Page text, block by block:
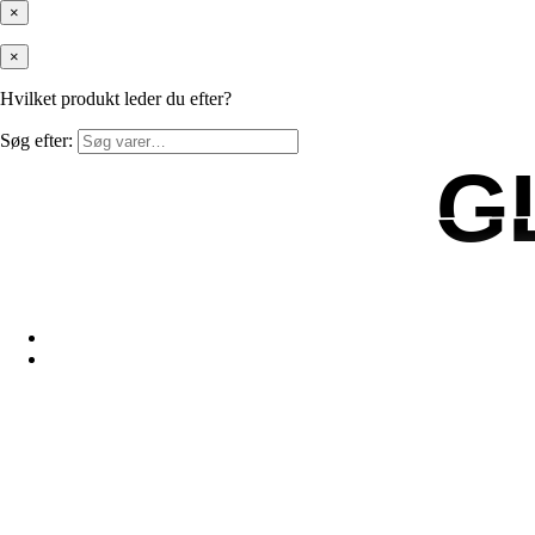
×
×
Hvilket produkt leder du efter?
Søg efter: